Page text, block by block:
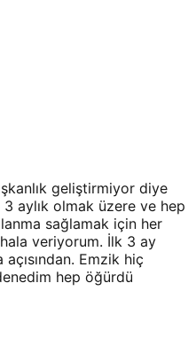
geliştirmiyor diye
aylık olmak üzere ve hep
sağlamak için her
veriyorum. İlk 3 ay
Emzik hiç
hep öğürdü